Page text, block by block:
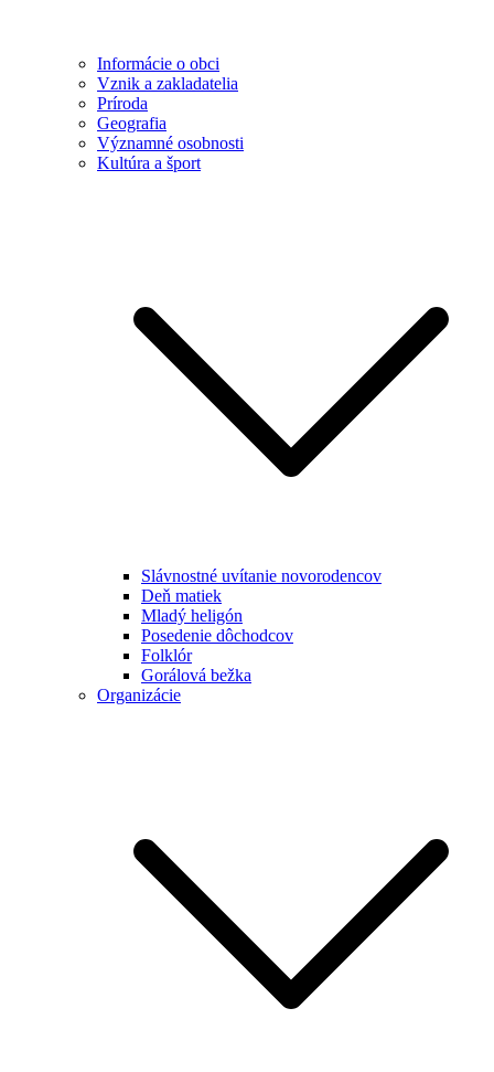
Informácie o obci
Vznik a zakladatelia
Príroda
Geografia
Významné osobnosti
Kultúra a šport
Slávnostné uvítanie novorodencov
Deň matiek
Mladý heligón
Posedenie dôchodcov
Folklór
Gorálová bežka
Organizácie